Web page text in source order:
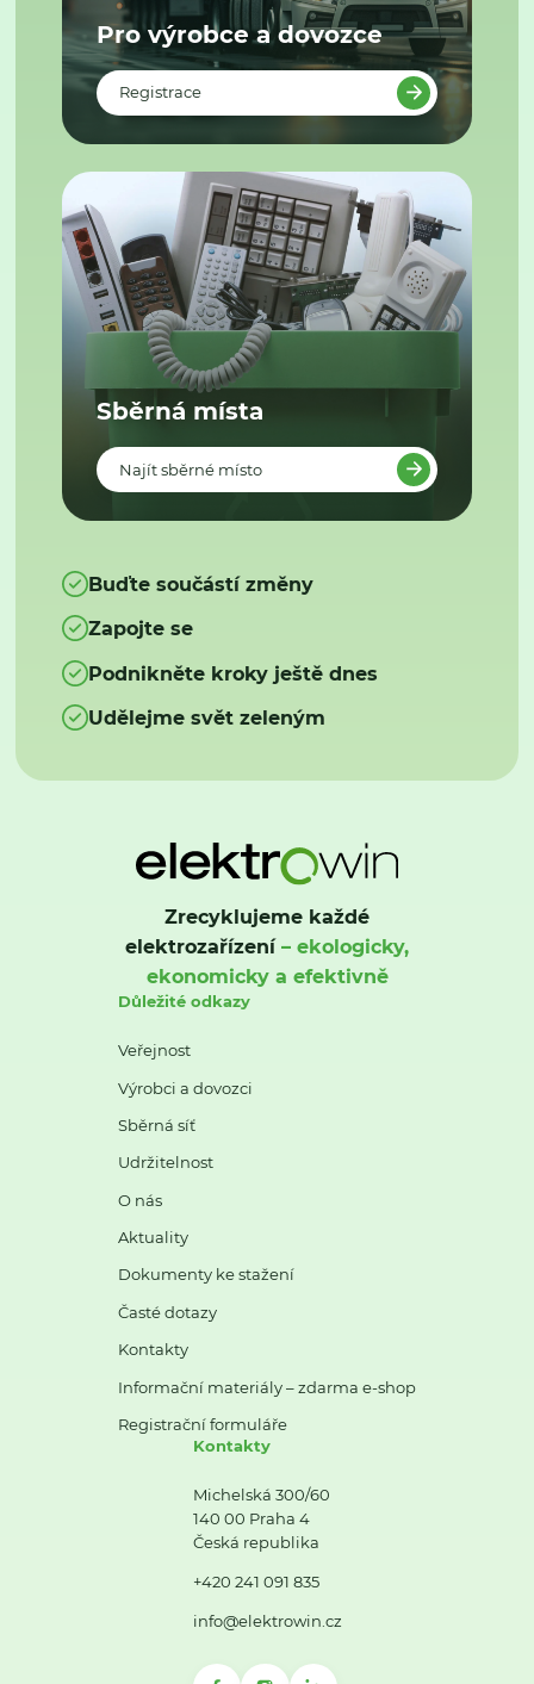
Pro výrobce a dovozce
Registrace
Sběrná místa
Najít sběrné místo
Buďte součástí změny
Zapojte se
Podnikněte kroky ještě dnes
Udělejme svět zeleným
Zrecyklujeme každé
elektrozařízení– ekologicky,
ekonomicky a efektivně
Důležité odkazy
Veřejnost
Výrobci a dovozci
Sběrná síť
Udržitelnost
O nás
Aktuality
Dokumenty ke stažení
Časté dotazy
Kontakty
Informační materiály – zdarma e-shop
Registrační formuláře
Kontakty
Michelská 300/60
140 00 Praha 4
Česká republika
+420 241 091 835
info@elektrowin.cz